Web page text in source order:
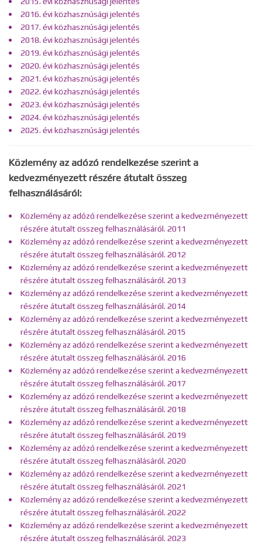
2016. évi közhasznúsági jelentés
2017. évi közhasznúsági jelentés
2018. évi közhasznúsági jelentés
2019. évi közhasznúsági jelentés
2020. évi közhasznúsági jelentés
2021. évi közhasznúsági jelentés
2022. évi közhasznúsági jelentés
2023. évi közhasznúsági jelentés
2024. évi közhasznúsági jelentés
2025. évi közhasznúsági jelentés
Közlemény az adózó rendelkezése szerint a
kedvezményezett részére átutalt összeg
felhasználásáról:
Közlemény az adózó rendelkezése szerint a kedvezményezett
részére átutalt összeg felhasználásáról. 2011
Közlemény az adózó rendelkezése szerint a kedvezményezett
részére átutalt összeg felhasználásáról. 2012
Közlemény az adózó rendelkezése szerint a kedvezményezett
részére átutalt összeg felhasználásáról. 2013
Közlemény az adózó rendelkezése szerint a kedvezményezett
részére átutalt összeg felhasználásáról. 2014
Közlemény az adózó rendelkezése szerint a kedvezményezett
részére átutalt összeg felhasználásáról. 2015
Közlemény az adózó rendelkezése szerint a kedvezményezett
részére átutalt összeg felhasználásáról. 2016
Közlemény az adózó rendelkezése szerint a kedvezményezett
részére átutalt összeg felhasználásáról. 2017
Közlemény az adózó rendelkezése szerint a kedvezményezett
részére átutalt összeg felhasználásáról. 2018
Közlemény az adózó rendelkezése szerint a kedvezményezett
részére átutalt összeg felhasználásáról. 2019
Közlemény az adózó rendelkezése szerint a kedvezményezett
részére átutalt összeg felhasználásáról. 2020
Közlemény az adózó rendelkezése szerint a kedvezményezett
részére átutalt összeg felhasználásáról. 2021
Közlemény az adózó rendelkezése szerint a kedvezményezett
részére átutalt összeg felhasználásáról. 2022
Közlemény az adózó rendelkezése szerint a kedvezményezett
részére átutalt összeg felhasználásáról. 2023